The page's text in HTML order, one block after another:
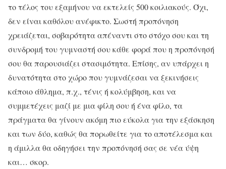
το τέλος του εξαμήνου να εκτελείς 500 κοιλιακούς. Όχι,
δεν είναι καθόλου ανέφικτο. Σωστή προπόνηση
χρειάζεται, σοβαρότητα απέναντι στο στόχο σου και τη
συνδρομή του γυμναστή σου κάθε φορά που η προπόνησή
σου θα παρουσιάζει στασιμότητα. Επίσης, αν υπάρχει η
δυνατότητα στο χώρο που γυμνάζεσαι να ξεκινήσεις
κάποιο άθλημα, π.χ., τένις ή κολύμβηση, και να
συμμετέχεις μαζί με μια φίλη σου ή ένα φίλο, τα
πράγματα θα γίνουν ακόμη πιο εύκολα για την εξάσκηση
και των δύο, καθώς θα πορωθείτε για το αποτέλεσμα και
η άμιλλα θα οδηγήσει την προπόνησή σας σε νέα ύψη
και… σκορ.